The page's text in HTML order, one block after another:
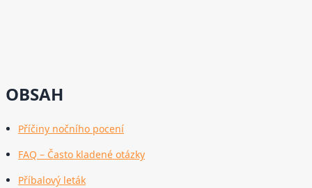
OBSAH
Příčiny nočního pocení
FAQ – Často kladené otázky
Příbalový leták